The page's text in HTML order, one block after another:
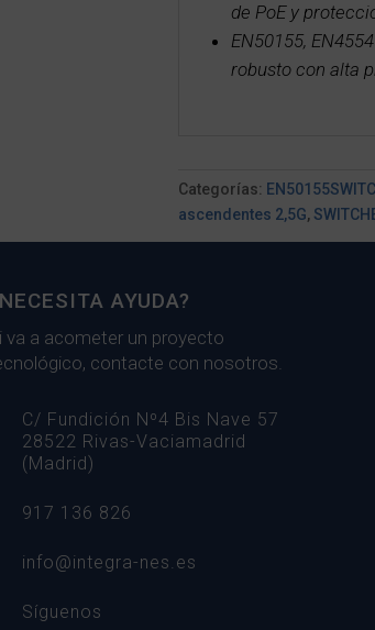
de PoE y
EN50155,
robusto con alta
Categorías:
ascendentes 2,5G,
AYUDA?
va a acometer un proyecto
contacte con nosotros.
C/ Fundición Nº4 Bis Nave 57
28522 Rivas-Vaciamadrid
(Madrid)
917 136 826
info@integra-nes.es
Síguenos